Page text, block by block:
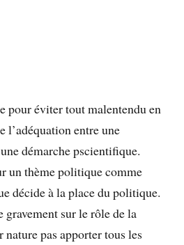
pour éviter tout malentendu en
l’adéquation entre une
démarche pscientifique.
un thème politique comme
décide à la place du politique.
gravement sur le rôle de la
nature pas apporter tous les